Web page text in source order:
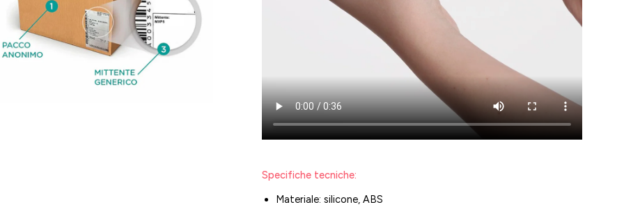
Specifiche tecniche:
Materiale: silicone, ABS